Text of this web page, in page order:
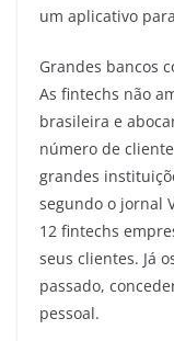
um aplicativo
Grandes bancos
As fintechs não
brasileira e
número de
grandes
segundo o jornal
12 fintechs
seus clientes. Já
passado,
pessoal.